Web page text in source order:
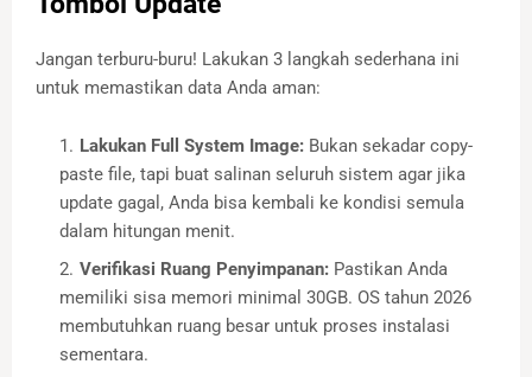
Jangan terburu-buru! Lakukan 3 langkah sederhana ini
untuk memastikan data Anda aman:
Lakukan Full System Image: Bukan sekadar copy-
paste file, tapi buat salinan seluruh sistem agar jika
update gagal, Anda bisa kembali ke kondisi semula
dalam hitungan menit.
Verifikasi Ruang Penyimpanan: Pastikan Anda
memiliki sisa memori minimal 30GB. OS tahun 2026
membutuhkan ruang besar untuk proses instalasi
sementara.